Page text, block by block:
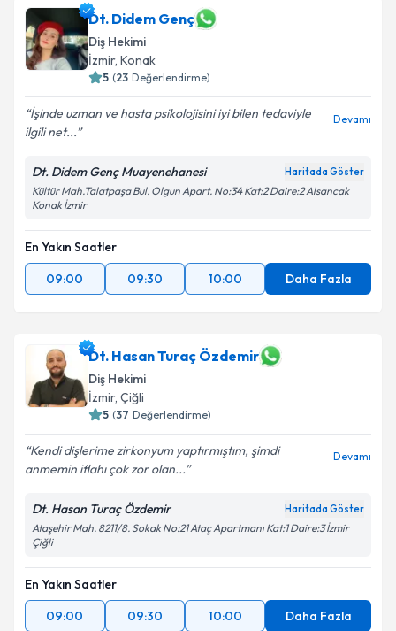
Dt. Didem Genç
Diş Hekimi
İzmir, Konak
5 (23 Değerlendirme)
İşinde uzman ve hasta psikolojisini iyi bilen tedaviyle
ilgili net...
Devamı
Dt. Didem Genç Muayenehanesi Haritada Göster
Kültür Mah.Talatpaşa Bul. Olgun Apart. No:34 Kat:2 Daire:2 Alsancak
Konak İzmir
En Yakın Saatler
09:00
09:30 10:00 Daha Fazla
Dt. Hasan Turaç Özdemir
Diş Hekimi
İzmir, Çiğli
5 (37 Değerlendirme)
Kendi dişlerime zirkonyum yaptırmıştım, şimdi
anmemin iflahı çok zor olan...
Devamı
Dt. Hasan Turaç Özdemir Haritada Göster
Ataşehir Mah. 8211/8. Sokak No:21 Ataç Apartmanı Kat:1 Daire:3 İzmir
Çiğli
En Yakın Saatler
09:00
09:30 10:00 Daha Fazla